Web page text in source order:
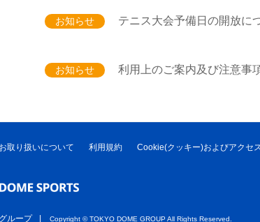
お知らせ テニス大会予備日の開放に
お知らせ 利用上のご案内及び注意事
取り扱いについて 利用規約 Cookie(クッキー)およびアクセ
ループ Copyright ©︎ TOKYO DOME GROUP All Rights Reserved.